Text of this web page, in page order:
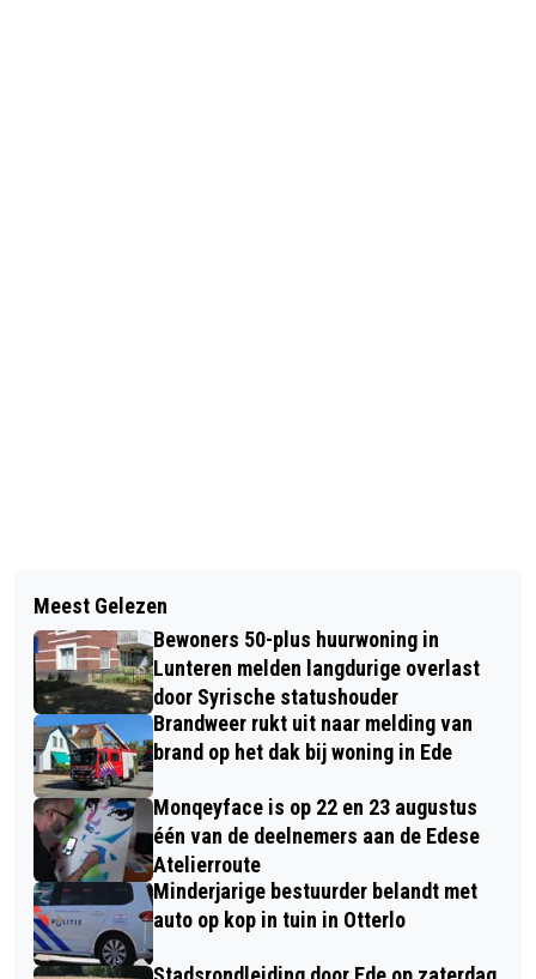
INWONERS AAN HET WOORD:
AANDACHT VOOR DUURZAAMHEID
TOEGENOMEN
MALKANDER ONLINE FORTNITE
TOERNOOI IN MEI 2021
Meest Gelezen
Bewoners 50-plus huurwoning in
Lunteren melden langdurige overlast
door Syrische statushouder
Brandweer rukt uit naar melding van
brand op het dak bij woning in Ede
Monqeyface is op 22 en 23 augustus
één van de deelnemers aan de Edese
Atelierroute
Minderjarige bestuurder belandt met
auto op kop in tuin in Otterlo